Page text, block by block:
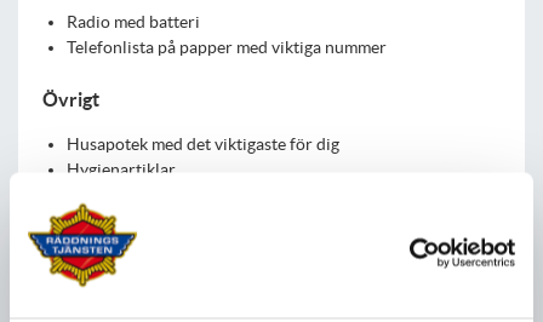
Radio med batteri
Telefonlista på papper med viktiga nummer
Övrigt
Husapotek med det viktigaste för dig
Hygienartiklar
Tips
Förvara vatten i PET-flaskor (fyll dem till tre fjärdedelar) i